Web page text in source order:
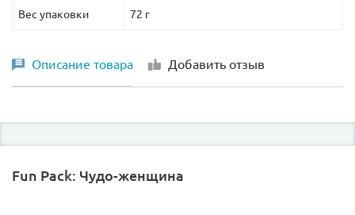
Вес упаковки 72 г
Описание товара Добавить отзыв
Fun Pack: Чудо-женщина